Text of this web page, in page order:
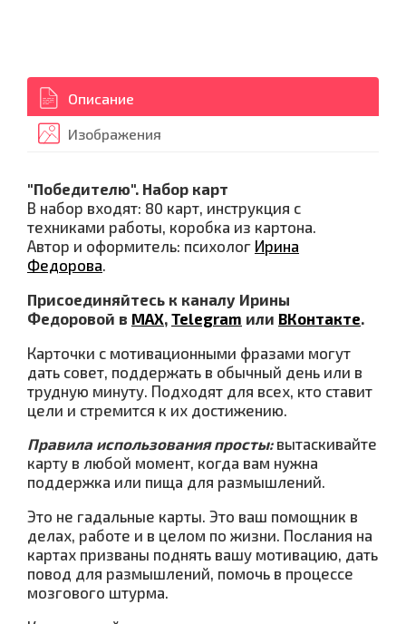
Описание
Изображения
"Победителю". Набор карт
В набор входят: 80 карт, инструкция с
техниками работы, коробка из картона.
Автор и оформитель: психолог Ирина
Федорова.
Присоединяйтесь к каналу Ирины
Федоровой в МАХ, Telegram или ВКонтакте.
Карточки с мотивационными фразами могут
дать совет, поддержать в обычный день или в
трудную минуту. Подходят для всех, кто ставит
цели и стремится к их достижению.
Правила использования просты:вытаскивайте
карту в любой момент, когда вам нужна
поддержка или пища для размышлений.
Это не гадальные карты. Это ваш помощник в
делах, работе и в целом по жизни. Послания на
картах призваны поднять вашу мотивацию, дать
повод для размышлений, помочь в процессе
мозгового штурма.